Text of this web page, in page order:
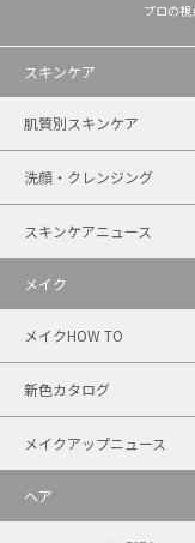
プロの視
スキンケア
肌質別スキンケア
洗顔・クレンジング
スキンケアニュース
メイク
メイクHOW TO
新色カタログ
メイクアップニュース
ヘア